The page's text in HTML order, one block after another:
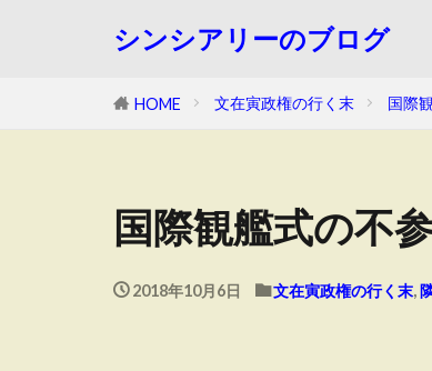
シンシアリーのブログ
HOME 文在寅政権の行く末 国際
国際観艦式の不
2018年10月6日 文在寅政権の行く末,